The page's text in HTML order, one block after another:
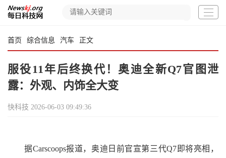
首页 综合信息 汽车 正文
服役11年后终换代！奥迪全新Q7官图泄
露：外观、内饰全大变
快科技 2026-06-03 09:49:36
据Carscoops报道，奥迪日前官宣第三代Q7即将亮相，